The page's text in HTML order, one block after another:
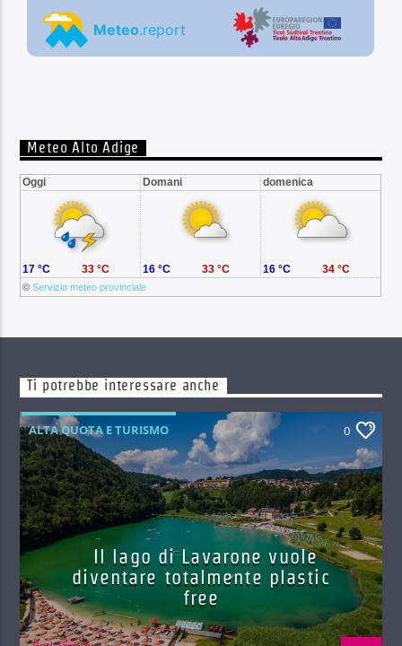
Meteo Alto Adige
Oggi Domani domenica
©Servizio meteo provinciale
17 °C 33 °C 16 °C 33 °C 16 °C 34 °C
Ti potrebbe interessare anche
ALTA QUOTA E TURISMO 0
Il lago di Lavarone vuole
diventare totalmente plastic
free